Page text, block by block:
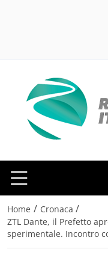
Home / Cronaca /
ZTL Dante, il Prefetto
sperimentale. Incontro